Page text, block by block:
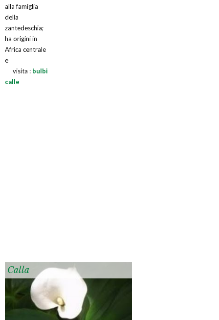
alla famiglia
della
zantedeschia;
ha origini in
Africa centrale
e
visita : bulbi
calle
Calla